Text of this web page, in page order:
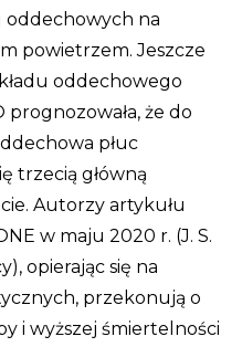
oddechowych na
powietrzem. Jeszcze
oddechowego
prognozowała, że do
płuc
trzecią główną
Autorzy artykułu
w maju 2020 r. (J. S.
opierając się na
przekonują o
i wyższej śmiertelności